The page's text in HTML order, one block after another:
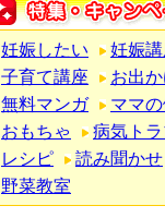
妊娠したい
妊娠
子育て講座
お出
無料マンガ
ママ
おもちゃ
病気ト
レシピ
読み聞かせ
野菜教室